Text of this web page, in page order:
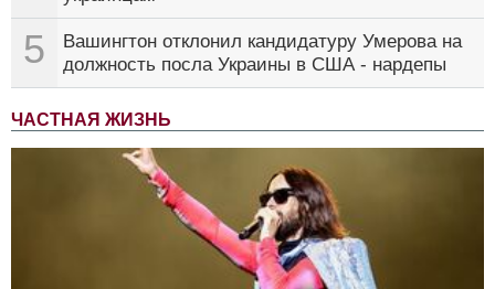
5
Вашингтон отклонил кандидатуру Умерова на
должность посла Украины в США - нардепы
ЧАСТНАЯ ЖИЗНЬ